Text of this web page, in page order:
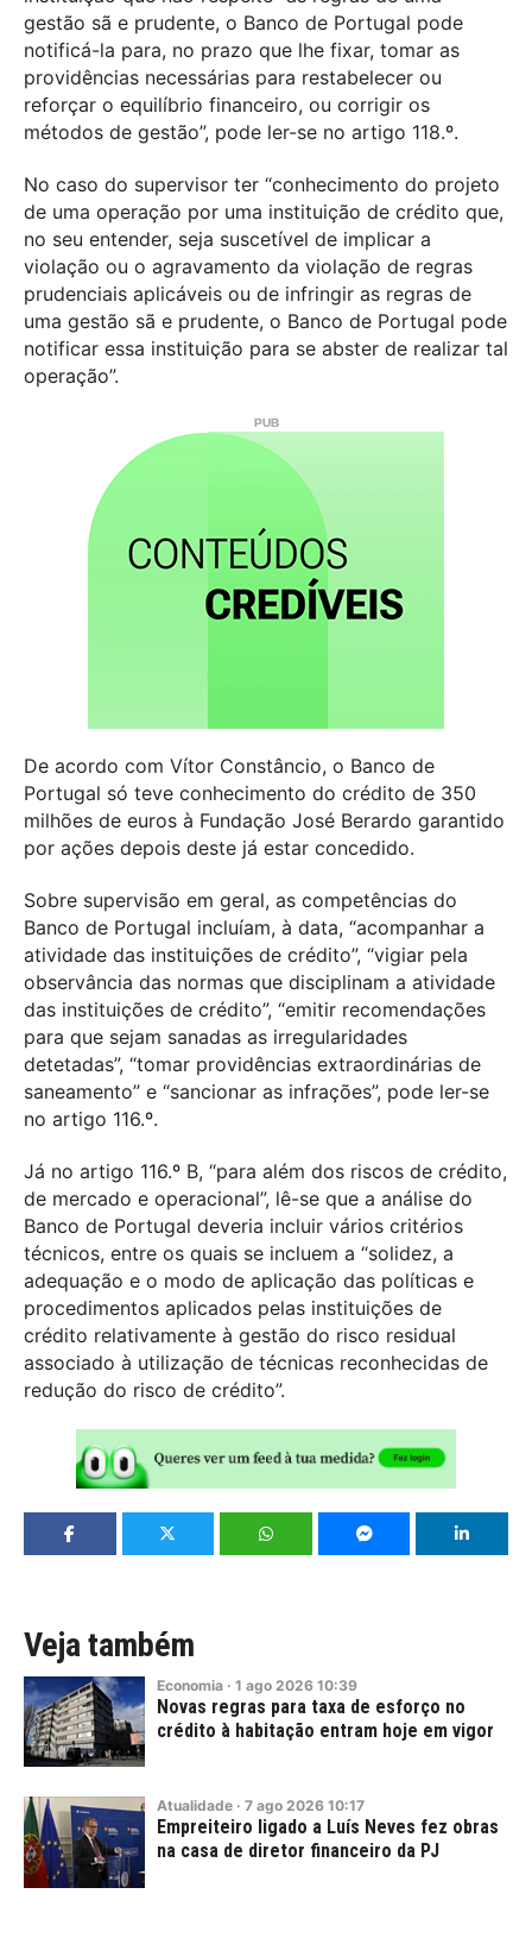
gestão sã e prudente, o Banco de Portugal pode
notificá-la para, no prazo que lhe fixar, tomar as
providências necessárias para restabelecer ou
reforçar o equilíbrio financeiro, ou corrigir os
métodos de gestão”, pode ler-se no artigo 118.º.
No caso do supervisor ter “conhecimento do projeto
de uma operação por uma instituição de crédito que,
no seu entender, seja suscetível de implicar a
violação ou o agravamento da violação de regras
prudenciais aplicáveis ou de infringir as regras de
uma gestão sã e prudente, o Banco de Portugal pode
notificar essa instituição para se abster de realizar tal
operação”.
De acordo com Vítor Constâncio, o Banco de
Portugal só teve conhecimento do crédito de 350
milhões de euros à Fundação José Berardo garantido
por ações depois deste já estar concedido.
Sobre supervisão em geral, as competências do
Banco de Portugal incluíam, à data, “acompanhar a
atividade das instituições de crédito”, “vigiar pela
observância das normas que disciplinam a atividade
das instituições de crédito”, “emitir recomendações
para que sejam sanadas as irregularidades
detetadas”, “tomar providências extraordinárias de
saneamento” e “sancionar as infrações”, pode ler-se
no artigo 116.º.
Já no artigo 116.º B, “para além dos riscos de crédito,
de mercado e operacional”, lê-se que a análise do
Banco de Portugal deveria incluir vários critérios
técnicos, entre os quais se incluem a “solidez, a
adequação e o modo de aplicação das políticas e
procedimentos aplicados pelas instituições de
crédito relativamente à gestão do risco residual
associado à utilização de técnicas reconhecidas de
redução do risco de crédito”.
Veja também
Economia · 1 ago 2026 10:39
Novas regras para taxa de esforço no
crédito à habitação entram hoje em vigor
Atualidade · 7 ago 2026 10:17
Empreiteiro ligado a Luís Neves fez obras
na casa de diretor financeiro da PJ